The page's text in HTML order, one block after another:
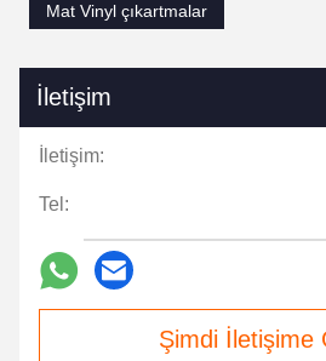
Mat Vinyl çıkartmalar
İletişim
İletişim:
Tel:
Şimdi İletişime